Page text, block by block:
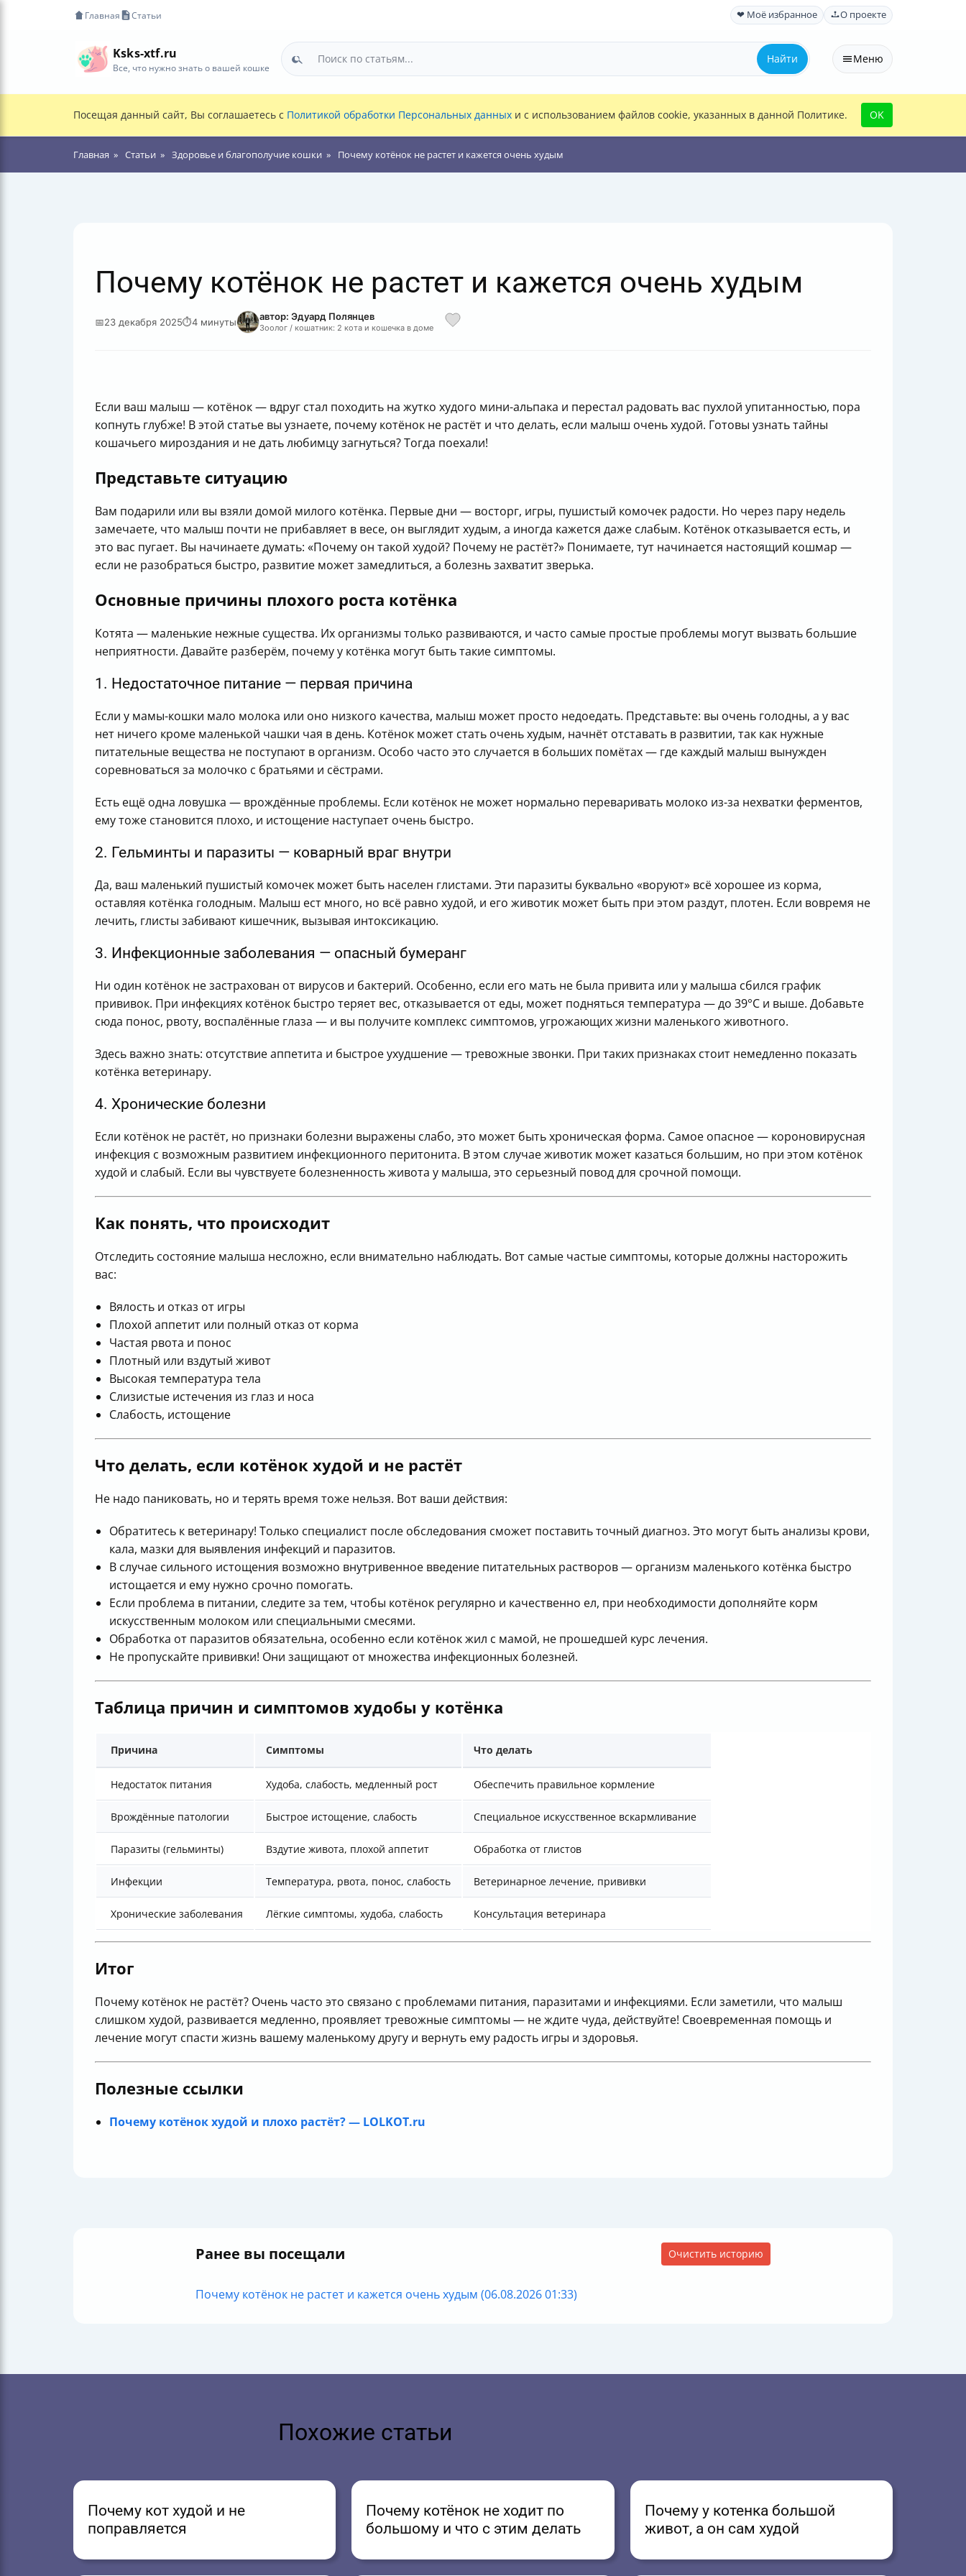
Главная Статьи ❤ Моё избранное О проекте
Ksks-xtf.ru
Все, что нужно знать о вашей кошке
Найти Меню
Посещая данный сайт, Вы соглашаетесь с Политикой обработки Персональных данных и с использованием файлов cookie, указанных в данной Политике. OK
Главная Статьи Здоровье и благополучие кошки Почему котёнок не растет и кажется очень худым
Почему котёнок не растет и кажется очень худым
📅23 декабря 2025⏱4 минуты автор: Эдуард Полянцев
Зоолог / кошатник: 2 кота и кошечка в доме
Если ваш малыш — котёнок — вдруг стал походить на жутко худого мини-альпака и перестал радовать вас пухлой упитанностью, пора
копнуть глубже! В этой статье вы узнаете, почему котёнок не растёт и что делать, если малыш очень худой. Готовы узнать тайны
кошачьего мироздания и не дать любимцу загнуться? Тогда поехали!
Представьте ситуацию
Вам подарили или вы взяли домой милого котёнка. Первые дни — восторг, игры, пушистый комочек радости. Но через пару недель
замечаете, что малыш почти не прибавляет в весе, он выглядит худым, а иногда кажется даже слабым. Котёнок отказывается есть, и
это вас пугает. Вы начинаете думать: «Почему он такой худой? Почему не растёт?» Понимаете, тут начинается настоящий кошмар —
если не разобраться быстро, развитие может замедлиться, а болезнь захватит зверька.
Основные причины плохого роста котёнка
Котята — маленькие нежные существа. Их организмы только развиваются, и часто самые простые проблемы могут вызвать большие
неприятности. Давайте разберём, почему у котёнка могут быть такие симптомы.
1. Недостаточное питание — первая причина
Если у мамы-кошки мало молока или оно низкого качества, малыш может просто недоедать. Представьте: вы очень голодны, а у вас
нет ничего кроме маленькой чашки чая в день. Котёнок может стать очень худым, начнёт отставать в развитии, так как нужные
питательные вещества не поступают в организм. Особо часто это случается в больших помётах — где каждый малыш вынужден
соревноваться за молочко с братьями и сёстрами.
Есть ещё одна ловушка — врождённые проблемы. Если котёнок не может нормально переваривать молоко из-за нехватки ферментов,
ему тоже становится плохо, и истощение наступает очень быстро.
2. Гельминты и паразиты — коварный враг внутри
Да, ваш маленький пушистый комочек может быть населен глистами. Эти паразиты буквально «воруют» всё хорошее из корма,
оставляя котёнка голодным. Малыш ест много, но всё равно худой, и его животик может быть при этом раздут, плотен. Если вовремя не
лечить, глисты забивают кишечник, вызывая интоксикацию.
3. Инфекционные заболевания — опасный бумеранг
Ни один котёнок не застрахован от вирусов и бактерий. Особенно, если его мать не была привита или у малыша сбился график
прививок. При инфекциях котёнок быстро теряет вес, отказывается от еды, может подняться температура — до 39°С и выше. Добавьте
сюда понос, рвоту, воспалённые глаза — и вы получите комплекс симптомов, угрожающих жизни маленького животного.
Здесь важно знать: отсутствие аппетита и быстрое ухудшение — тревожные звонки. При таких признаках стоит немедленно показать
котёнка ветеринару.
4. Хронические болезни
Если котёнок не растёт, но признаки болезни выражены слабо, это может быть хроническая форма. Самое опасное — короновирусная
инфекция с возможным развитием инфекционного перитонита. В этом случае животик может казаться большим, но при этом котёнок
худой и слабый. Если вы чувствуете болезненность живота у малыша, это серьезный повод для срочной помощи.
Как понять, что происходит
Отследить состояние малыша несложно, если внимательно наблюдать. Вот самые частые симптомы, которые должны насторожить
вас:
Вялость и отказ от игры
Плохой аппетит или полный отказ от корма
Частая рвота и понос
Плотный или вздутый живот
Высокая температура тела
Слизистые истечения из глаз и носа
Слабость, истощение
Что делать, если котёнок худой и не растёт
Не надо паниковать, но и терять время тоже нельзя. Вот ваши действия:
Обратитесь к ветеринару! Только специалист после обследования сможет поставить точный диагноз. Это могут быть анализы крови,
кала, мазки для выявления инфекций и паразитов.
В случае сильного истощения возможно внутривенное введение питательных растворов — организм маленького котёнка быстро
истощается и ему нужно срочно помогать.
Если проблема в питании, следите за тем, чтобы котёнок регулярно и качественно ел, при необходимости дополняйте корм
искусственным молоком или специальными смесями.
Обработка от паразитов обязательна, особенно если котёнок жил с мамой, не прошедшей курс лечения.
Не пропускайте прививки! Они защищают от множества инфекционных болезней.
Таблица причин и симптомов худобы у котёнка
Причина Симптомы Что делать
Недостаток питания Худоба, слабость, медленный рост Обеспечить правильное кормление
Врождённые патологии Быстрое истощение, слабость Специальное искусственное вскармливание
Паразиты (гельминты) Вздутие живота, плохой аппетит Обработка от глистов
Инфекции Температура, рвота, понос, слабость Ветеринарное лечение, прививки
Хронические заболевания Лёгкие симптомы, худоба, слабость Консультация ветеринара
Итог
Почему котёнок не растёт? Очень часто это связано с проблемами питания, паразитами и инфекциями. Если заметили, что малыш
слишком худой, развивается медленно, проявляет тревожные симптомы — не ждите чуда, действуйте! Своевременная помощь и
лечение могут спасти жизнь вашему маленькому другу и вернуть ему радость игры и здоровья.
Полезные ссылки
Почему котёнок худой и плохо растёт? — LOLKOT.ru
Ранее вы посещали Очистить историю
Почему котёнок не растет и кажется очень худым (06.08.2026 01:33)
Похожие статьи
Почему кот худой и не
поправляется
Почему котёнок не ходит по
большому и что с этим делать
Почему у котенка большой
живот, а он сам худой